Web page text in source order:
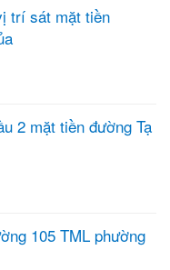
trí sát mặt tiền
2 mặt tiền đường Tạ
105 TML phường